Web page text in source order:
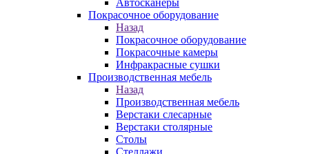
Автосканеры
Покрасочное оборудование
Назад
Покрасочное оборудование
Покрасочные камеры
Инфракрасные сушки
Производственная мебель
Назад
Производственная мебель
Верстаки слесарные
Верстаки столярные
Столы
Стеллажи